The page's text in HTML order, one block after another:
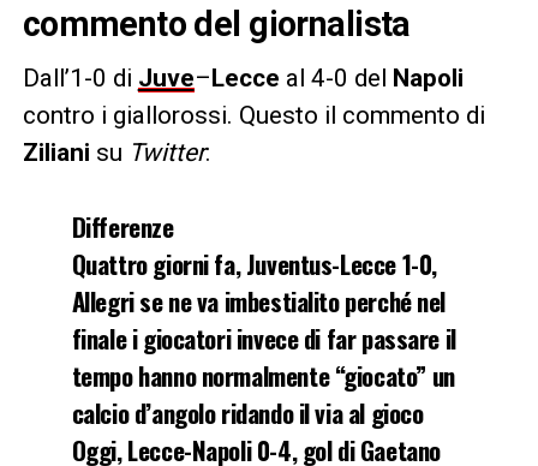
commento del giornalista
Dall’1-0 di Juve–Lecce al 4-0 del Napoli
contro i giallorossi. Questo il commento di
Ziliani su Twitter:
Differenze
Quattro giorni fa, Juventus-Lecce 1-0,
Allegri se ne va imbestialito perché nel
finale i giocatori invece di far passare il
tempo hanno normalmente “giocato” un
calcio d’angolo ridando il via al gioco
Oggi, Lecce-Napoli 0-4, gol di Gaetano